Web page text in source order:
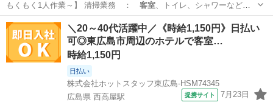
もくもく1人作業～】 清掃業務 ： 客室、トイレ、シャワーなどの
共有部の清掃 …
愛知 名古屋市 名古屋駅 清掃 フリーダイヤル
＼20～40代活躍中／《時給1,150円》日払い
可◎東広島市周辺のホテルで客室…
時給1,150円
日払い
株式会社ホットスタッフ東広島-HSM74345
広島県 西高屋駅
提携サイト 7月23日